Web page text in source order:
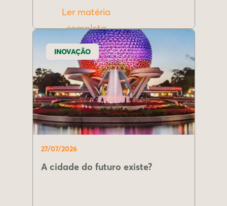
Ler matéria
completa
INOVAÇÃO
27/07/2026
A cidade do futuro existe?